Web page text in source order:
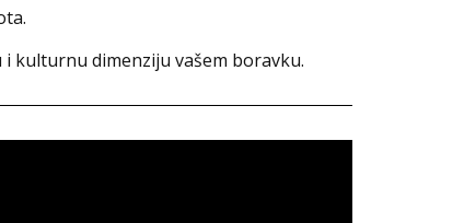
kulturnu dimenziju vašem boravku.